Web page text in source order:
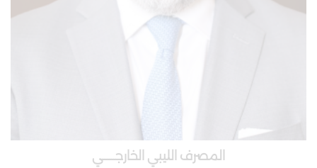
المصرف الليبي الخارجــــــي